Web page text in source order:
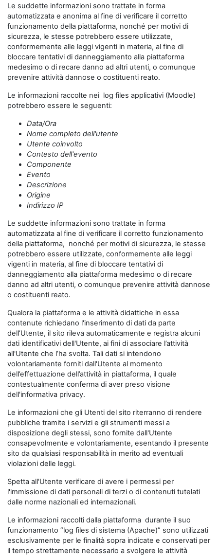
Le suddette informazioni sono trattate in forma
automatizzata e anonima al fine di verificare il corretto
funzionamento della piattaforma, nonché per motivi di
sicurezza, le stesse potrebbero essere utilizzate,
conformemente alle leggi vigenti in materia, al fine di
bloccare tentativi di danneggiamento alla piattaforma
medesimo o di recare danno ad altri utenti, o comunque
prevenire attività dannose o costituenti reato.
Le informazioni raccolte nei log files applicativi (Moodle)
potrebbero essere le seguenti:
Data/Ora
Nome completo dell'utente
Utente coinvolto
Contesto dell'evento
Componente
Evento
Descrizione
Origine
Indirizzo IP
Le suddette informazioni sono trattate in forma
automatizzata al fine di verificare il corretto funzionamento
della piattaforma, nonché per motivi di sicurezza, le stesse
potrebbero essere utilizzate, conformemente alle leggi
vigenti in materia, al fine di bloccare tentativi di
danneggiamento alla piattaforma medesimo o di recare
danno ad altri utenti, o comunque prevenire attività dannose
o costituenti reato.
Qualora la piattaforma e le attività didattiche in essa
contenute richiedano l'inserimento di dati da parte
dell’Utente, il sito rileva automaticamente e registra alcuni
dati identificativi dell'Utente, ai fini di associare l’attività
all'Utente che l’ha svolta. Tali dati si intendono
volontariamente forniti dall'Utente al momento
dell’effettuazione dell’attività in piattaforma, il quale
contestualmente conferma di aver preso visione
dell'informativa privacy.
Le informazioni che gli Utenti del sito riterranno di rendere
pubbliche tramite i servizi e gli strumenti messi a
disposizione degli stessi, sono fornite dall'Utente
consapevolmente e volontariamente, esentando il presente
sito da qualsiasi responsabilità in merito ad eventuali
violazioni delle leggi.
Spetta all'Utente verificare di avere i permessi per
l'immissione di dati personali di terzi o di contenuti tutelati
dalle norme nazionali ed internazionali.
Le informazioni raccolti dalla piattaforma durante il suo
funzionamento “log files di sistema (Apache)” sono utilizzati
esclusivamente per le finalità sopra indicate e conservati per
il tempo strettamente necessario a svolgere le attività